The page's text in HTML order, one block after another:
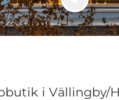
i Vällingby/